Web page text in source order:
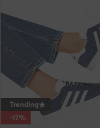
Trending
-17%